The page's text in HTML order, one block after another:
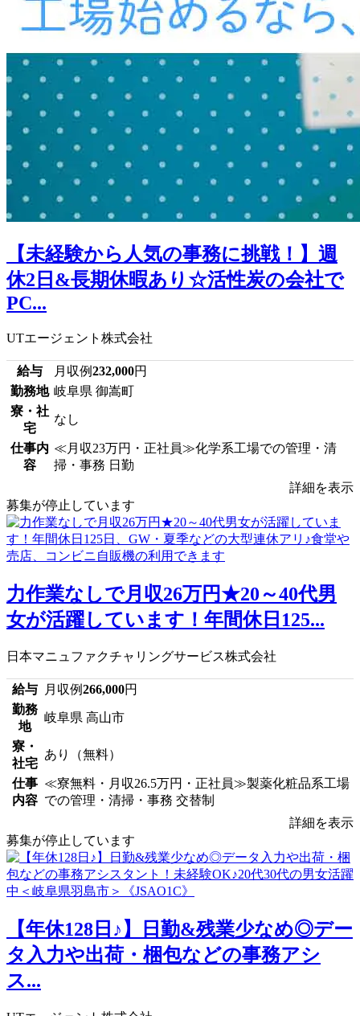
【未経験から人気の事務に挑戦！】週
休2日&長期休暇あり☆活性炭の会社で
PC...
UTエージェント株式会社
給与 月収例232,000円
勤務地 岐阜県 御嵩町
寮・社
宅
なし
仕事内
容
≪月収23万円・正社員≫化学系工場での管理・清
掃・事務 日勤
詳細を表示
募集が停止しています
力作業なしで月収26万円★20～40代男
女が活躍しています！年間休日125...
日本マニュファクチャリングサービス株式会社
給与 月収例266,000円
勤務
地
岐阜県 高山市
寮・
社宅
あり（無料）
仕事
内容
≪寮無料・月収26.5万円・正社員≫製薬化粧品系工場
での管理・清掃・事務 交替制
詳細を表示
募集が停止しています
【年休128日♪】日勤&残業少なめ◎デー
タ入力や出荷・梱包などの事務アシ
ス...